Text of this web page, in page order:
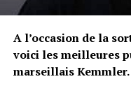
A l’occasion de la
voici les meilleures
marseillais Kemmler.